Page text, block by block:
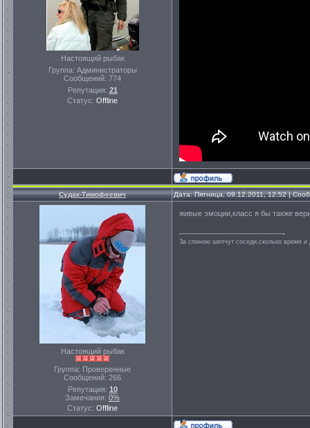
Настоящий рыбак
Группа: Администраторы
Сообщений: 774
Репутация: 21
Статус: Offline
Судак-Тимофеевич Дата: Пятница, 09.12.2011, 12:52 |
Настоящий рыбак
Группа: Проверенные
Сообщений: 266
Репутация: 10
Замечания: 0%
Статус: Offline
живые эмоции,класс я бы также
За спиною шепчут соседи,сколько время